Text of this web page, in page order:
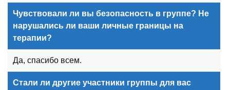
Чувствовали ли вы безопасность в группе? Не
нарушались ли ваши личные границы на
терапии?
Да, спасибо всем.
Стали ли другие участники группы для вас